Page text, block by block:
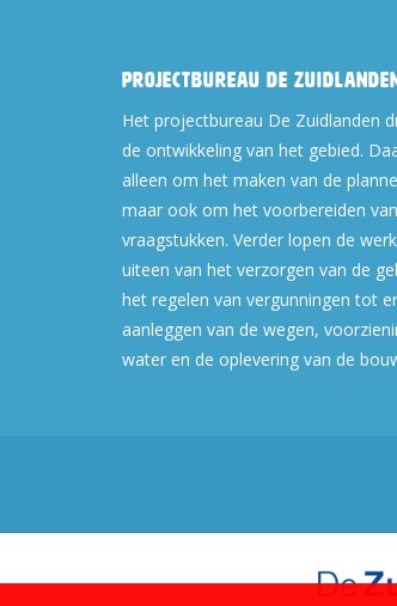
Projectbureau De
Het projectbureau De Zuidlanden
de ontwikkeling van het gebied.
alleen om het maken van de
maar ook om het voorbereiden
vraagstukken. Verder lopen de
uiteen van het verzorgen van de
het regelen van vergunningen tot
aanleggen van de wegen,
water en de oplevering van de